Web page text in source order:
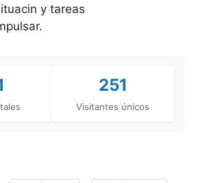
y tareas
251
Visitantes únicos